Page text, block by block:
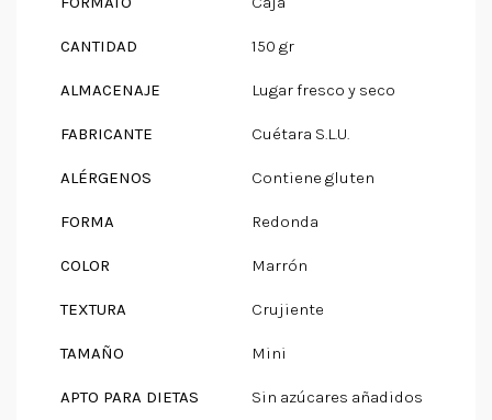
CANTIDAD 150 gr
ALMACENAJE Lugar fresco y seco
FABRICANTE Cuétara S.L.U.
ALÉRGENOS Contiene gluten
FORMA Redonda
COLOR Marrón
TEXTURA Crujiente
TAMAÑO Mini
APTO PARA DIETAS Sin azúcares añadidos